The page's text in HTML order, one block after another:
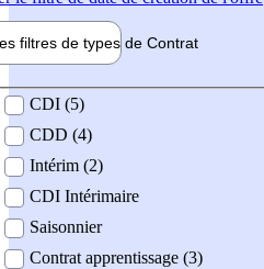
filtres de types de Contrat
contrat
CDI (5)
CDD (4)
Intérim (2)
CDI Intérimaire
Saisonnier
Contrat apprentissage (3)